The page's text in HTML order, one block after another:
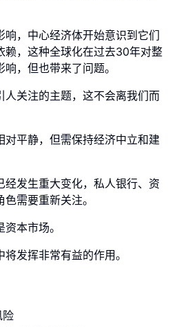
响，中心经济体开始意识到它们
赖，这种全球化在过去30年对整
，但也带来了问题。
人关注的主题，这不会离我们而
对平静，但需保持经济中立和建
经发生重大变化，私人银行、资
需要重新关注。
本市场。
发挥非常有益的作用。